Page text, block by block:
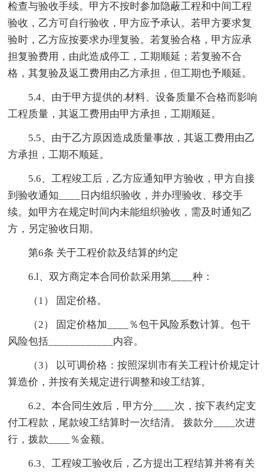
检查与验收手续。甲方不按时参加隐蔽工程和中间工程
验收，乙方可自行验收，甲方应予承认。若甲方要求复
验时，乙方应按要求办理复验。若复验合格，甲方应承
担复验费用，由此造成停工，工期顺延；若复验不合
格，其复验及返工费用由乙方承担，但工期也予顺延。
5.4、由于甲方提供的.材料、设备质量不合格而影响
工程质量，其返工费用由甲方承担，工期顺延。
5.5、由于乙方原因造成质量事故，其返工费用由乙
方承担，工期不顺延。
5.6、工程竣工后，乙方应通知甲方验收，甲方自接
到验收通知____日内组织验收，并办理验收、移交手
续。如甲方在规定时间内未能组织验收，需及时通知乙
方，另定验收日期。
第6条 关于工程价款及结算的约定
6.l、双方商定本合同价款采用第____种：
（1） 固定价格。
（2） 固定价格加____％包干风险系数计算。包干
风险包括____________内容。
（3） 以可调价格：按照深圳市有关工程计价规定计
算造价，并按有关规定进行调整和竣工结算。
6.2、本合同生效后，甲方分____次，按下表约定支
付工程款，尾款竣工结算时一次结清。 拨款分____次进
行，拨款____％金额。
6.3、工程竣工验收后，乙方提出工程结算并将有关